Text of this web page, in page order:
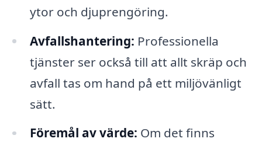
ytor och djuprengöring.
Avfallshantering: Professionella
tjänster ser också till att allt skräp och
avfall tas om hand på ett miljövänligt
sätt.
Föremål av värde: Om det finns